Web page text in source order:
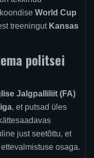
koondise World Cup
treeningut Kansas
politsei
Jalgpalliliit (FA)
, et putsad üles
just seetõttu, et
osaga.